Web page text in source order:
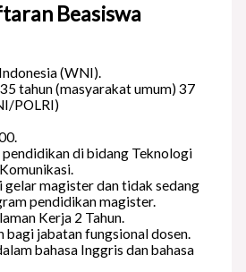
Beasiswa
(WNI).
tahun (masyarakat umum) 37
POLRI)
di bidang Teknologi
gelar magister dan tidak sedang
pendidikan magister.
Kerja 2 Tahun.
bagi jabatan fungsional dosen.
bahasa Inggris dan bahasa